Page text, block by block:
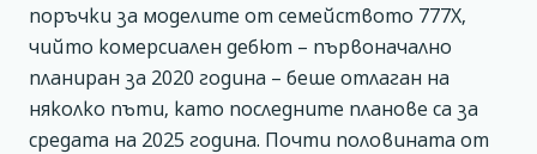
поръчки за моделите от семейството 777Х,
чийто комерсиален дебют – първоначално
планиран за 2020 година – беше отлаган на
няколко пъти, като последните планове са за
средата на 2025 година. Почти половината от